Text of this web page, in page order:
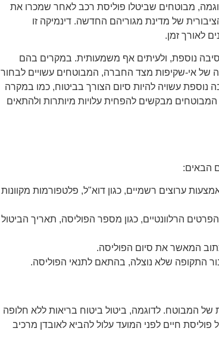
מבוטחים שביטלו פוליסת רכב לאחר שמכרו את
של מדינת מגוריהם החדשה. דינמיקה זו
לאורך זמן.
נוספת, ולעיתים אף משמעותית. במקרים בהם
של אי-שקיפות מצד החברה, המבוטחים עשויים לבחור
עשויה להיות סיום הצורך בביטוח, כמו במקרה
מבקשים להפחית עלויות מיותרות ולהתאים
הבאים:
ערוצים רשמיים, כגון דוא"ל, פלטפורמות מקוונות
הרלוונטיים, כגון מספר הפוליסה, תאריך הביטול
המאשר את סיום הפוליסה.
התקופה שלא נוצלה, בהתאם לתנאי הפוליסה.
של המבוטח. לדוגמה, ביטול ביטוח בריאות ללא חלופה
פוליסת חיים לפני המועד עלול להביא לאובדן מרכיב